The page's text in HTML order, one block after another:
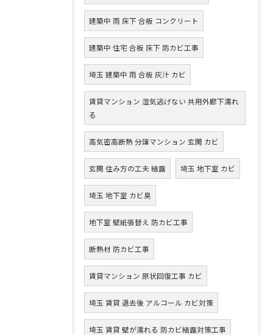
建築中 雨 床下 合板 コンクリート
建築中 住宅 合板 床下 防カビ工事
埼玉 建築中 雨 合板 灰汁 カビ
賃貸マンション 湿気逃げない 共用外廊下濡れ
る
高気密高断熱 分譲マンション 玄関 カビ
玄関 住み方の工夫 結露 埼玉 地下室 カビ
埼玉 地下室 カビ臭
地下室 壁紙張替え 防カビ工事
断熱材 防カビ工事
賃貸マンション 原状回復工事 カビ
埼玉 賃貸 退去後 アルコール カビ対策
埼玉 賃貸 壁が濡れる 防カビ結露対策工事